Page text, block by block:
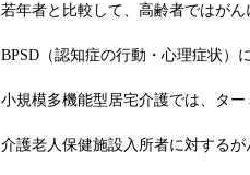
若年者と比較して、高齢者ではが
BPSD（認知症の行動・心理症状）
小規模多機能型居宅介護では、タ
介護老人保健施設入所者に対する